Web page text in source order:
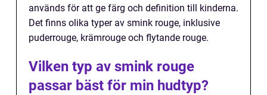
används för att ge färg och definition till kinderna.
Det finns olika typer av smink rouge, inklusive
puderrouge, krämrouge och flytande rouge.
Vilken typ av smink rouge
passar bäst för min hudtyp?